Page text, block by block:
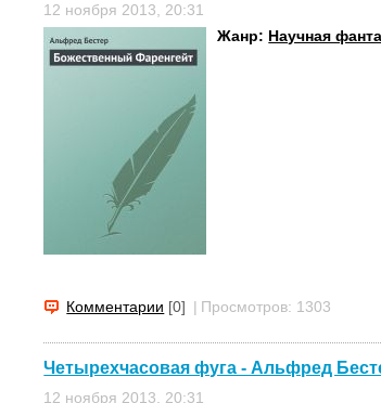
12 ноября 2013, 20:31
Жанр: Научная
Комментарии [0] | Просмотров: 1303
Четырехчасовая фуга - Альфред
12 ноября 2013, 20:31